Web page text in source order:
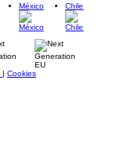
México Chile
| Cookies